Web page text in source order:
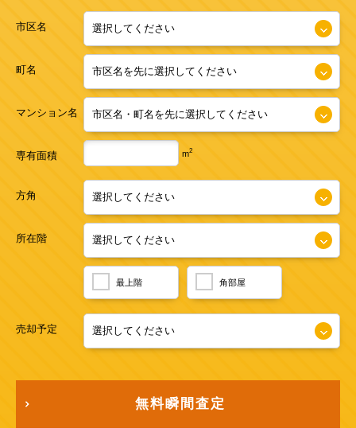
市区名
町名
マンション名
専有面積 m2
方角
所在階
最上階 角部屋
売却予定
無料瞬間査定